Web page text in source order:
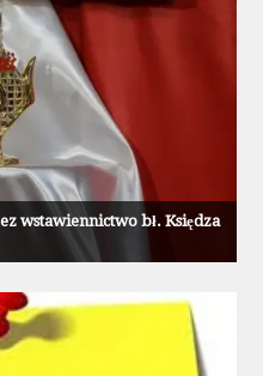
wstawiennictwo bł. Księdza